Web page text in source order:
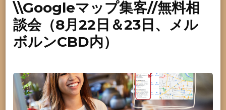
\\Googleマップ集客//無料相
談会（8月22日＆23日、メル
ボルンCBD内）